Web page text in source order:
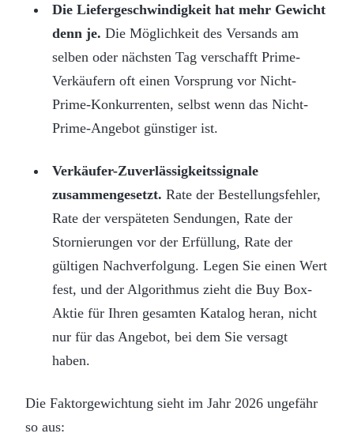
Die Liefergeschwindigkeit hat mehr Gewicht
denn je. Die Möglichkeit des Versands am
selben oder nächsten Tag verschafft Prime-
Verkäufern oft einen Vorsprung vor Nicht-
Prime-Konkurrenten, selbst wenn das Nicht-
Prime-Angebot günstiger ist.
Verkäufer-Zuverlässigkeitssignale
zusammengesetzt. Rate der Bestellungsfehler,
Rate der verspäteten Sendungen, Rate der
Stornierungen vor der Erfüllung, Rate der
gültigen Nachverfolgung. Legen Sie einen Wert
fest, und der Algorithmus zieht die Buy Box-
Aktie für Ihren gesamten Katalog heran, nicht
nur für das Angebot, bei dem Sie versagt
haben.
Die Faktorgewichtung sieht im Jahr 2026 ungefähr
so aus: